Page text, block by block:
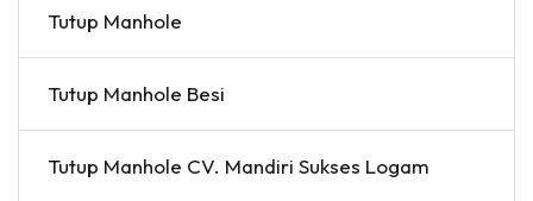
Tutup Manhole
Tutup Manhole Besi
Tutup Manhole CV. Mandiri Sukses Logam